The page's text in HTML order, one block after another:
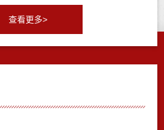
查看更多>